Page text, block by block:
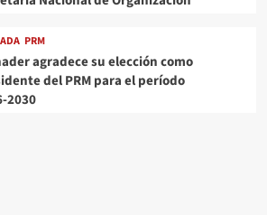
PRM
agradece su elección como
del PRM para el período
2030